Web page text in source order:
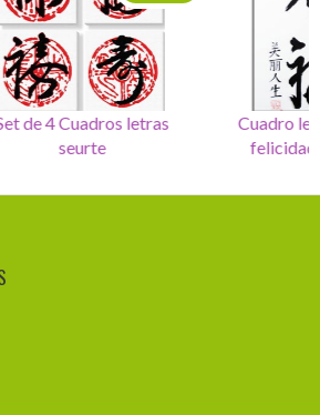
Set de 4 Cuadros letras